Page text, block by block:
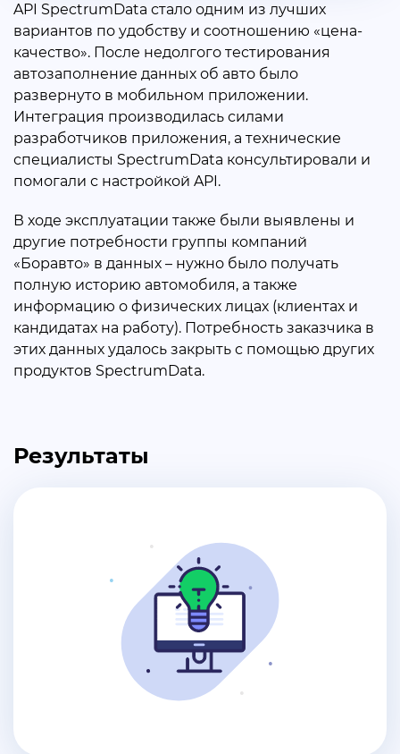
API SpectrumData стало одним из лучших
вариантов по удобству и соотношению «цена-
качество». После недолгого тестирования
автозаполнение данных об авто было
развернуто в мобильном приложении.
Интеграция производилась силами
разработчиков приложения, а технические
специалисты SpectrumData консультировали и
помогали с настройкой API.
В ходе эксплуатации также были выявлены и
другие потребности группы компаний
«Боравто» в данных – нужно было получать
полную историю автомобиля, а также
информацию о физических лицах (клиентах и
кандидатах на работу). Потребность заказчика в
этих данных удалось закрыть с помощью других
продуктов SpectrumData.
Результаты